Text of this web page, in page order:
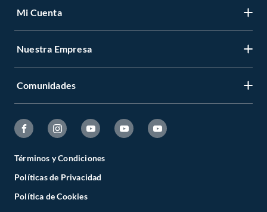
Mi Cuenta
Nuestra Empresa
Comunidades
Términos y Condiciones
Políticas de Privacidad
Política de Cookies